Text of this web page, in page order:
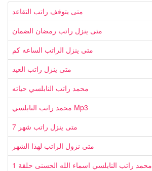
متى يتوقف راتب التقاعد
متى ينزل راتب رمضان الضمان
متى ينزل الراتب الساعه كم
متى ينزل راتب العيد
محمد راتب النابلسي حياته
محمد راتب النابلسي Mp3
متى ينزل راتب شهر 7
متى نزول الراتب لهذا الشهر
محمد راتب النابلسي اسماء الله الحسنى حلقة 1